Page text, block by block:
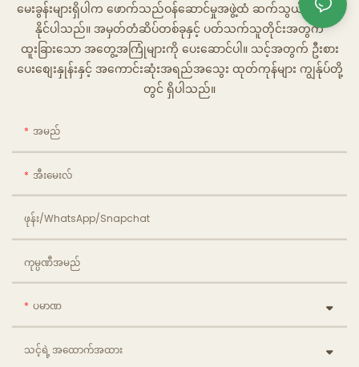
မေးခွန်းများရှိပါက ဖောက်သည်ဝန်ဆောင်မှုအဖွဲ့ထံ ဆက်သွယ်မေးမြန်း
နိုင်ပါသည်။ အမှတ်တံဆိပ်တစ်ခုနှင့် ပတ်သက်သူတိုင်းအတွက်
ထူးခြားသော အတွေ့အကြုံများကို ပေးဆောင်ပါ။ သင့်အတွက် ဦးစား
ပေးစျေးနှုန်းနှင့် အကောင်းဆုံးအရည်အသွေး ထုတ်ကုန်များ ကျွန်ုပ်တို့
တွင် ရှိပါသည်။
အမည်
အီးမေးလ်
ဖုန်း/WhatsApp/Snapchat
ကုမ္ပဏီအမည်
ပမာဏ
သင့်ရဲ့ အထောက်အထား